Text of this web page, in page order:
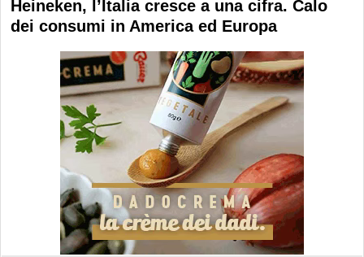
Heineken, l’Italia cresce a una cifra. Calo
dei consumi in America ed Europa